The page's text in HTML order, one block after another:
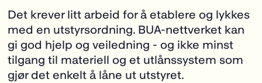
Det krever litt arbeid for å etablere og lykkes
med en utstyrsordning. BUA-nettverket kan
gi god hjelp og veiledning - og ikke minst
tilgang til materiell og et utlånssystem som
gjør det enkelt å låne ut utstyret.